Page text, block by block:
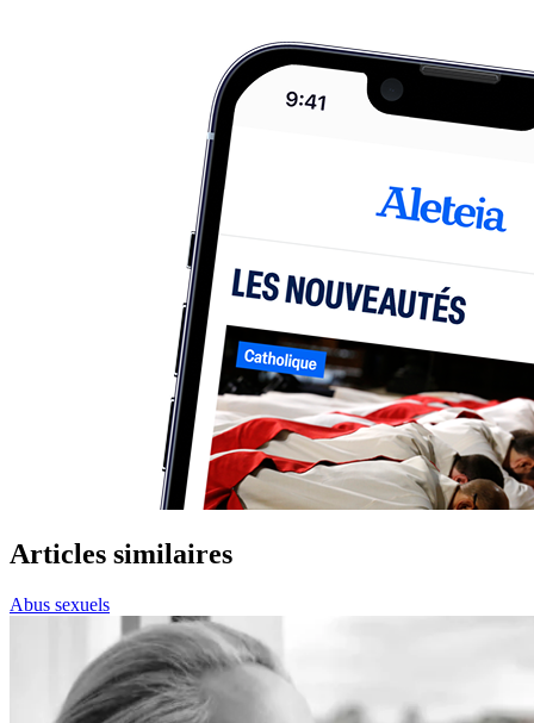
Articles similaires
Abus sexuels